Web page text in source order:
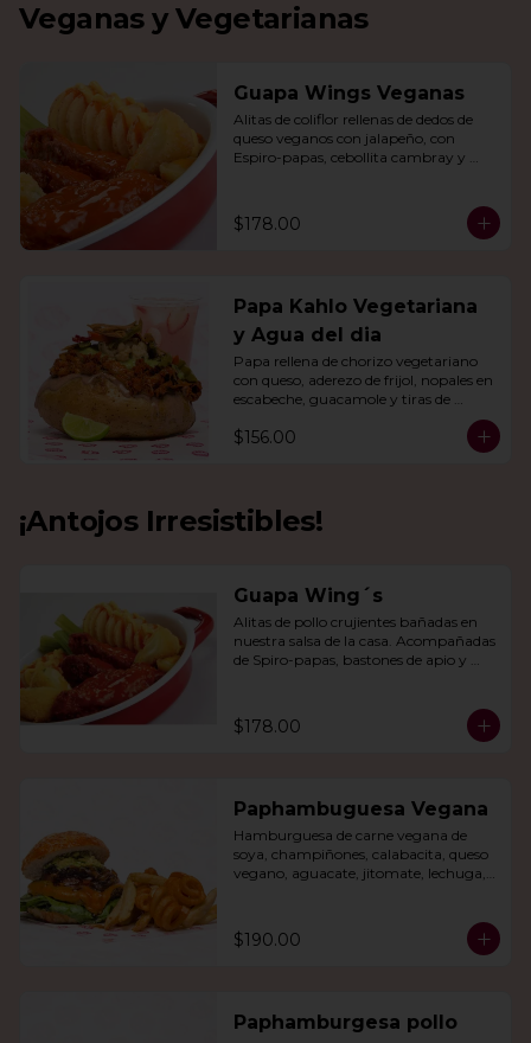
Veganas y Vegetarianas
Guapa Wings Veganas
Alitas de coliflor rellenas de dedos de
queso veganos con jalapeño, con
Espiro-papas, cebollita cambray y
$178.00
Papa Kahlo Vegetariana
y Agua del dia
Papa rellena de chorizo vegetariano
con queso, aderezo de frijol, nopales en
escabeche, guacamole y tiras de
$156.00
¡Antojos Irresistibles!
Guapa Wing´s
Alitas de pollo crujientes bañadas en
nuestra salsa de la casa. Acompañadas
de Spiro-papas, bastones de apio y
$178.00
Paphambuguesa Vegana
Hamburguesa de carne vegana de
soya, champiñones, calabacita, queso
vegano, aguacate, jitomate, lechuga,
$190.00
Paphamburgesa pollo